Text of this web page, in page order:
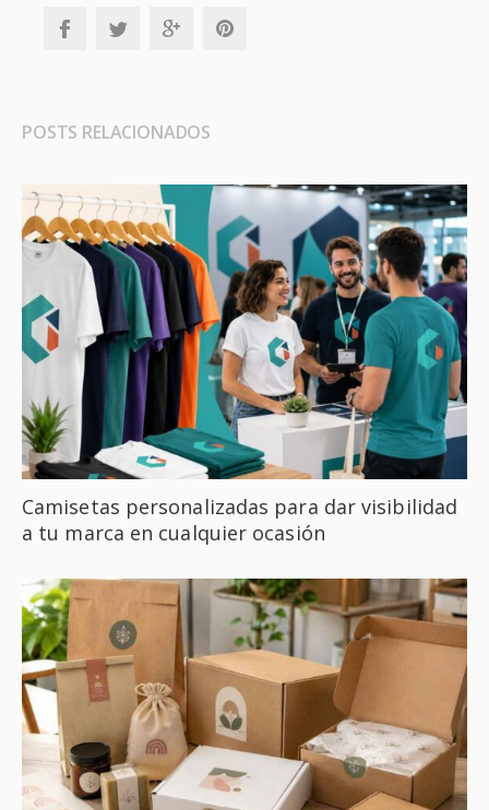
POSTS RELACIONADOS
Camisetas personalizadas para dar visibilidad
a tu marca en cualquier ocasión